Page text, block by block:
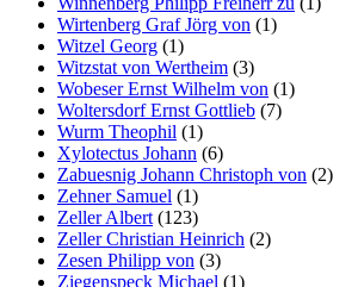
Wirtenberg Graf Jörg von (1)
Witzel Georg (1)
Witzstat von Wertheim (3)
Wobeser Ernst Wilhelm von (1)
Woltersdorf Ernst Gottlieb (7)
Wurm Theophil (1)
Xylotectus Johann (6)
Zabuesnig Johann Christoph von (2)
Zehner Samuel (1)
Zeller Albert (123)
Zeller Christian Heinrich (2)
Zesen Philipp von (3)
Ziegenspeck Michael (1)